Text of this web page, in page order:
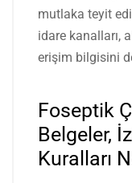
mutlaka teyit
idare kanalları,
erişim bilgisini
Foseptik
Belgeler,
Kuralları